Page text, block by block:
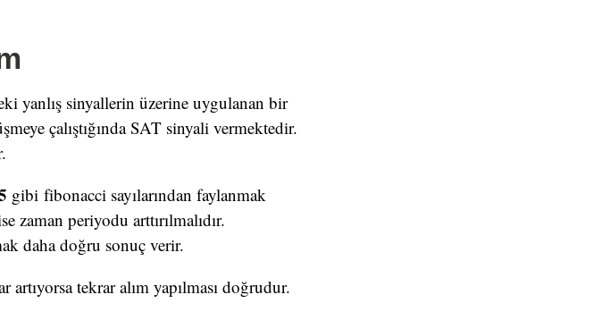
yanlış sinyallerin üzerine uygulanan bir
çalıştığında SAT sinyali vermektedir.
gibi fibonacci sayılarından faylanmak
zaman periyodu arttırılmalıdır.
daha doğru sonuç verir.
artıyorsa tekrar alım yapılması doğrudur.